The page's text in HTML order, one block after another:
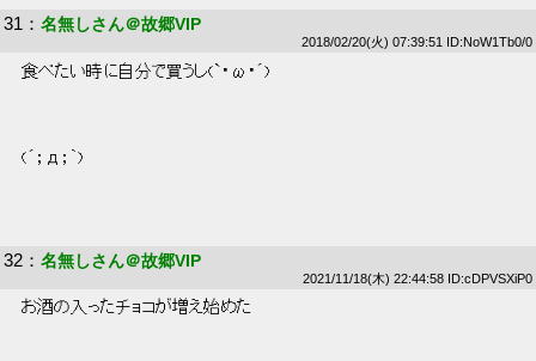
31 ： 名無しさん＠故郷VIP
2018/02/20(火) 07:39:51 ID:NoW1Tb0/0
食べたい時に自分で買うし(`・ω・´)
(´；д；｀)
32 ： 名無しさん＠故郷VIP
2021/11/18(木) 22:44:58 ID:cDPVSXiP0
お酒の入ったチョコが増え始めた